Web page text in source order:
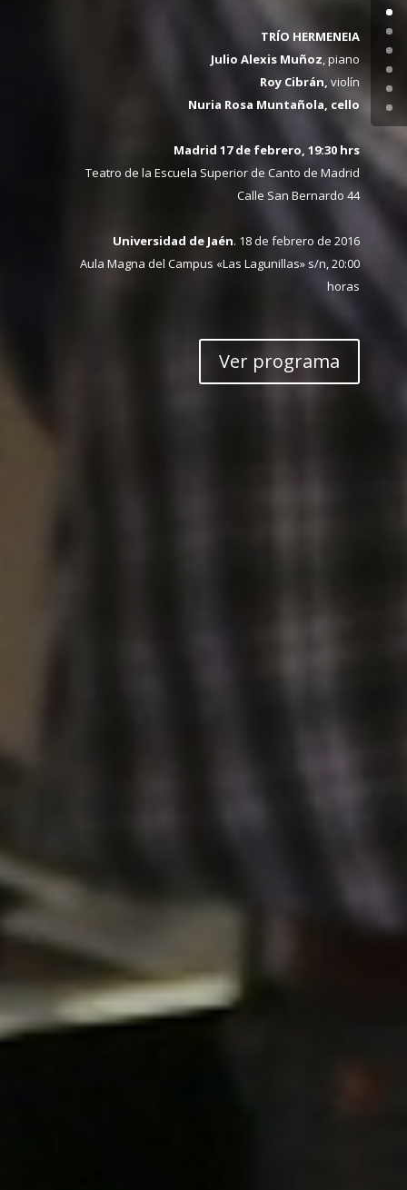
TRÍO HERMENEIA
Julio Alexis Muñoz, piano
Roy Cibrán,violín
Nuria Rosa Muntañola, cello
Madrid 17 de febrero, 19:30 hrs
Teatro de la Escuela Superior de Canto de Madrid
Calle San Bernardo 44
Universidad de Jaén. 18 de febrero de 2016
Aula Magna del Campus «Las Lagunillas» s/n, 20:00
horas
Ver programa